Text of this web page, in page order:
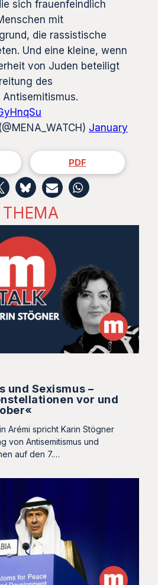
sich frauenfeindlich
mit
die rassistische
Und eine kleine, wenn
von Juden beteiligt
des
January
PDF
und Sexismus –
vor und
Arémi spricht Karin Stögner
von Antisemitismus und
auf den 7.…